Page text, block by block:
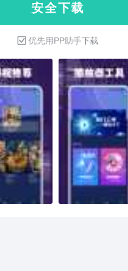
安 全 下 载
优先用PP助手下载